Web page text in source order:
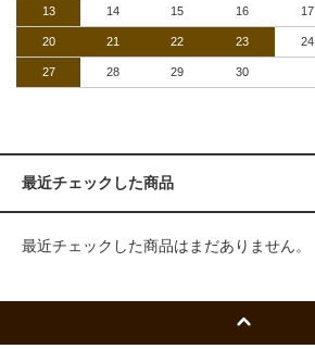
13 14 15 16 17
20 21 22 23 24
27 28 29 30
最近チェックした商品
最近チェックした商品はまだありません。